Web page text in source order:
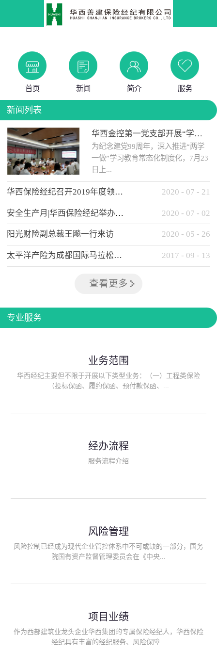
首页 新闻 简介 服务
新闻列表
华西金控第一党支部开展“学党史 知党情 做合格党员”主题教育工作会
为纪念建党99周年，深入推进“两学
一做”学习教育常态化制度化，7月23
日上...
午，华西金控第一党支部举办了“学
党史、知党情、...
华西保险经纪召开2019年度领导班子述职考核工作会 2020 - 07 - 21
安全生产月|华西保险经纪举办应急消防安全知识培训 2020 - 07 - 02
阳光财险副总裁王飚一行来访 2020 - 05 - 26
太平洋产险为成都国际马拉松提供全方位保险保障 2017 - 09 - 13
查看更多
专业服务
业务范围
华西经纪主要但不限于开展以下类型业务：（一）工程类保险
（投标保函、履约保函、预付款保函、...
险、政府公共安全责任保险/自然灾害公众责任保险、精神病监护
人责任险、首台套/首版次保险、科技保险等）；（三）传统财产
险产品；（六）保险招投标业务。随着业务的开展，华西经纪会
供专业、优质的保险经纪服务。
经办流程
服务流程介绍
风险管理
风险控制已经成为现代企业管控体系中不可或缺的一部分，国务
院国有资产监督管理委员会在《中央...
能够为客户降低风险管理成本，提高经营效率；能够为企业提供
从风险评估、风险分析、风险防范、风险转移到灾后防损、索赔
等全方位、全过程、专家式的服务，拓展和深化由保险公司提供
项目业绩
作为西部建筑业龙头企业华西集团的专属保险经纪人，华西保险
经纪具有丰富的经纪服务、风险保障...